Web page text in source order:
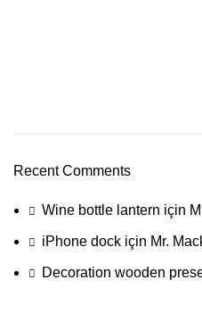
Recent Comments
Wine bottle lantern için
iPhone dock için Mr.
Decoration wooden